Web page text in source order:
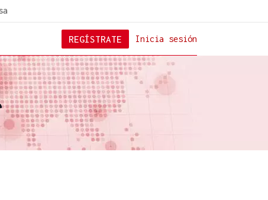
Inicia sesión
REGÍSTRATE